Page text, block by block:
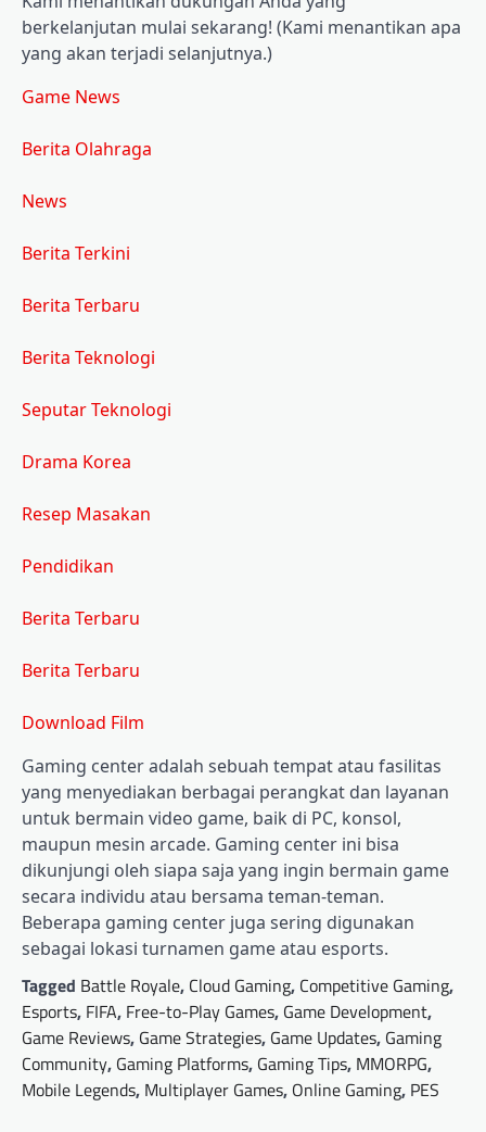
berkelanjutan mulai sekarang! (Kami menantikan apa
yang akan terjadi selanjutnya.)
Game News
Berita Olahraga
News
Berita Terkini
Berita Terbaru
Berita Teknologi
Seputar Teknologi
Drama Korea
Resep Masakan
Pendidikan
Berita Terbaru
Berita Terbaru
Download Film
Gaming center adalah sebuah tempat atau fasilitas
yang menyediakan berbagai perangkat dan layanan
untuk bermain video game, baik di PC, konsol,
maupun mesin arcade. Gaming center ini bisa
dikunjungi oleh siapa saja yang ingin bermain game
secara individu atau bersama teman-teman.
Beberapa gaming center juga sering digunakan
sebagai lokasi turnamen game atau esports.
Tagged Battle Royale, Cloud Gaming, Competitive Gaming,
Esports, FIFA, Free-to-Play Games, Game Development,
Game Reviews, Game Strategies, Game Updates, Gaming
Community, Gaming Platforms, Gaming Tips, MMORPG,
Mobile Legends, Multiplayer Games, Online Gaming, PES